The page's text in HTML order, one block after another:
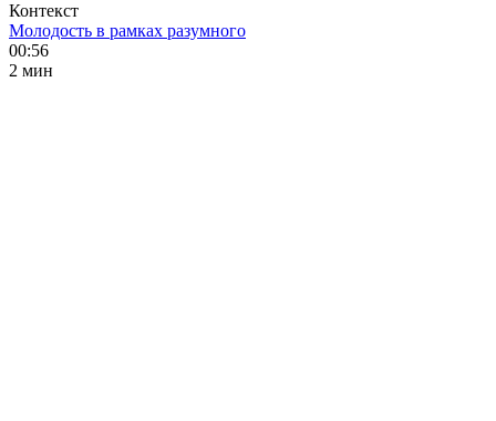
Контекст
Молодость в рамках разумного
00:56
2 мин